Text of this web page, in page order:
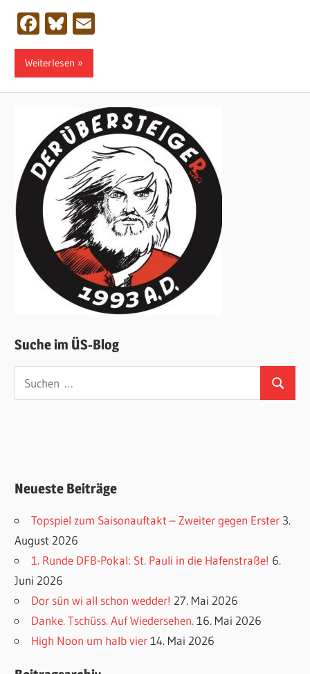
Facebook
Bluesky
Weiterlesen
Suche im ÜS-Blog
Suchen
nach:
Suchen
Neueste Beiträge
Topspiel zum Saisonauftakt – Zweiter gegen Erster 3.
August 2026
1. Runde DFB-Pokal: St. Pauli in die Hafenstraße! 6.
Juni 2026
Dor sün wi all schon wedder! 27. Mai 2026
Danke. Tschüss. Auf Wiedersehen. 16. Mai 2026
High Noon um halb vier 14. Mai 2026